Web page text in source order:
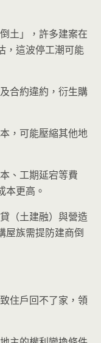
土」，許多建案在
，這波停工潮可能
合約違約，衍生購
，可能壓縮其他地
、工期延宕等費
本更高。
（土建融）與營造
屋族需提防建商倒
住戶回不了家，領